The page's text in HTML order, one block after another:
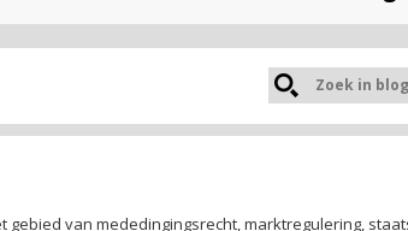
gebied van mededingingsrecht, marktregulering,